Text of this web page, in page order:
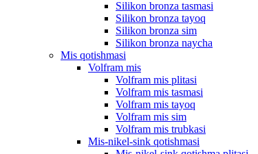
Silikon bronza tasmasi
Silikon bronza tayoq
Silikon bronza sim
Silikon bronza naycha
Mis qotishmasi
Volfram mis
Volfram mis plitasi
Volfram mis tasmasi
Volfram mis tayoq
Volfram mis sim
Volfram mis trubkasi
Mis-nikel-sink qotishmasi